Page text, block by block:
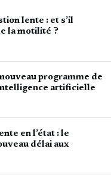
lente : et s’il
la motilité ?
programme de
artificielle
en l’état : le
délai aux